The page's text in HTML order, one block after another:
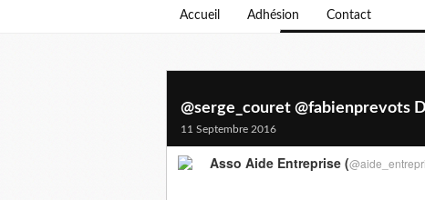
Accueil Adhésion Contact
@serge_couret @fabienprevots
11 Septembre 2016
Asso Aide Entreprise (